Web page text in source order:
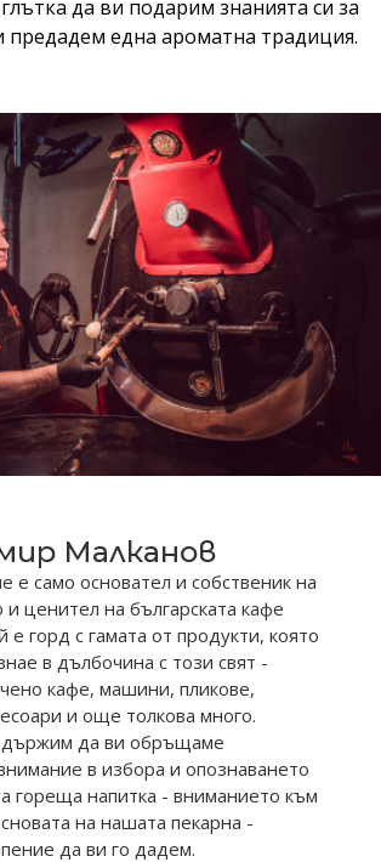
да ви подарим знанията си за
предадем една ароматна традиция.
Малканов
е само основател и собственик на
ценител на българската кафе
е горд с гамата от продукти, която
в дълбочина с този свят -
кафе, машини, пликове,
и още толкова много.
държим да ви обръщаме
в избора и опознаването
гореща напитка - вниманието към
на нашата пекарна -
да ви го дадем.